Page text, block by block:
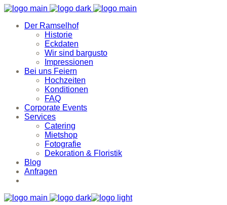
Der Ramselhof
Historie
Eckdaten
Wir sind bargusto
Impressionen
Bei uns Feiern
Hochzeiten
Konditionen
FAQ
Corporate Events
Services
Catering
Mietshop
Fotografie
Dekoration & Floristik
Blog
Anfragen